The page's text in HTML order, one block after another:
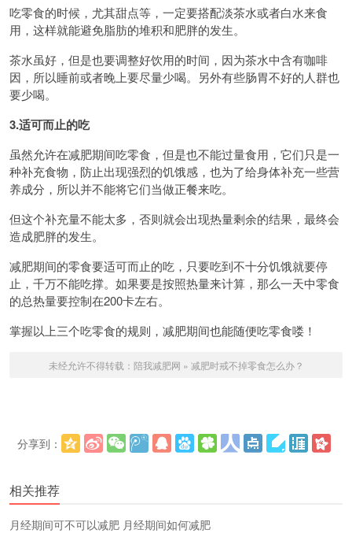
吃零食的时候，尤其甜点等，一定要搭配淡茶水或者白水来食
用，这样就能避免脂肪的堆积和肥胖的发生。
茶水虽好，但是也要调整好饮用的时间，因为茶水中含有咖啡
因，所以睡前或者晚上要尽量少喝。另外有些肠胃不好的人群也
要少喝。
3.适可而止的吃
虽然允许在减肥期间吃零食，但是也不能过量食用，它们只是一
种补充食物，防止出现强烈的饥饿感，也为了给身体补充一些营
养成分，所以并不能将它们当做正餐来吃。
但这个补充量不能太多，否则就会出现热量剩余的结果，最终会
造成肥胖的发生。
减肥期间的零食要适可而止的吃，只要吃到不十分饥饿就要停
止，千万不能吃撑。如果要是按照热量来计算，那么一天中零食
的总热量要控制在200卡左右。
掌握以上三个吃零食的规则，减肥期间也能随便吃零食喽！
未经允许不得转载： 陪我减肥网 » 减肥时戒不掉零食怎么办？
分享到：
相关推荐
​月经期间可不可以减肥 月经期间如何减肥